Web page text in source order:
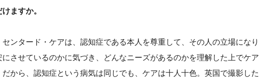
ますか。
ンタード・ケアは、認知症である本人を尊重して、その人の立場になり
にさせているのかに気づき、どんなニーズがあるのかを理解した上でケア
だから、認知症という病気は同じでも、ケアは十人十色。英国で撮影した